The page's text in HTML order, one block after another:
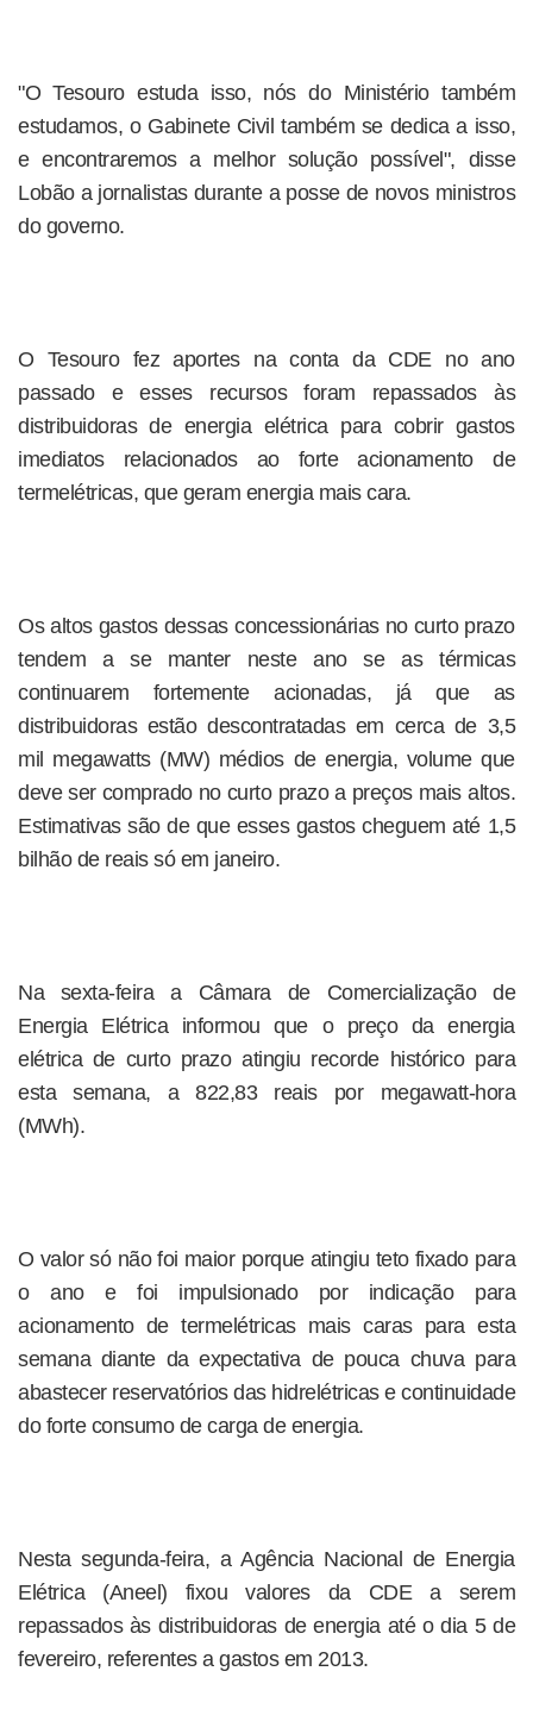
"O Tesouro estuda isso, nós do Ministério também
estudamos, o Gabinete Civil também se dedica a isso,
e encontraremos a melhor solução possível", disse
Lobão a jornalistas durante a posse de novos ministros
do governo.
O Tesouro fez aportes na conta da CDE no ano
passado e esses recursos foram repassados às
distribuidoras de energia elétrica para cobrir gastos
imediatos relacionados ao forte acionamento de
termelétricas, que geram energia mais cara.
Os altos gastos dessas concessionárias no curto prazo
tendem a se manter neste ano se as térmicas
continuarem fortemente acionadas, já que as
distribuidoras estão descontratadas em cerca de 3,5
mil megawatts (MW) médios de energia, volume que
deve ser comprado no curto prazo a preços mais altos.
Estimativas são de que esses gastos cheguem até 1,5
bilhão de reais só em janeiro.
Na sexta-feira a Câmara de Comercialização de
Energia Elétrica informou que o preço da energia
elétrica de curto prazo atingiu recorde histórico para
esta semana, a 822,83 reais por megawatt-hora
(MWh).
O valor só não foi maior porque atingiu teto fixado para
o ano e foi impulsionado por indicação para
acionamento de termelétricas mais caras para esta
semana diante da expectativa de pouca chuva para
abastecer reservatórios das hidrelétricas e continuidade
do forte consumo de carga de energia.
Nesta segunda-feira, a Agência Nacional de Energia
Elétrica (Aneel) fixou valores da CDE a serem
repassados às distribuidoras de energia até o dia 5 de
fevereiro, referentes a gastos em 2013.